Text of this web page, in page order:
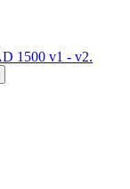
1500 v1 - v2.